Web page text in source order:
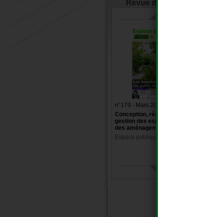
Revue de Presse
n°179 - Mars 2017
Conception, réalisation et
gestion des espaces verts et
des aménagements urbains
Espace publique et paysage